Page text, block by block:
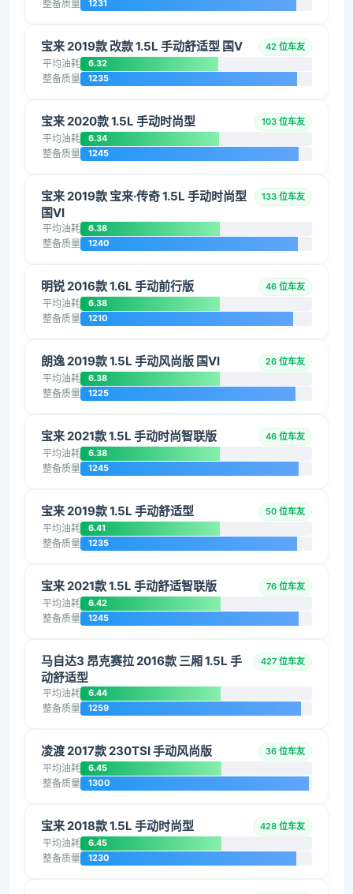
整备质量 1231
宝来 2019款 改款 1.5L 手动舒适型 国V 42 位车友
平均油耗 6.32
整备质量 1235
宝来 2020款 1.5L 手动时尚型 103 位车友
平均油耗 6.34
整备质量 1245
宝来 2019款 宝来·传奇 1.5L 手动时尚型
国VI
133 位车友
平均油耗 6.38
整备质量 1240
明锐 2016款 1.6L 手动前行版 46 位车友
平均油耗 6.38
整备质量 1210
朗逸 2019款 1.5L 手动风尚版 国VI 26 位车友
平均油耗 6.38
整备质量 1225
宝来 2021款 1.5L 手动时尚智联版 46 位车友
平均油耗 6.38
整备质量 1245
宝来 2019款 1.5L 手动舒适型 50 位车友
平均油耗 6.41
整备质量 1235
宝来 2021款 1.5L 手动舒适智联版 76 位车友
平均油耗 6.42
整备质量 1245
马自达3 昂克赛拉 2016款 三厢 1.5L 手
动舒适型
427 位车友
平均油耗 6.44
整备质量 1259
凌渡 2017款 230TSI 手动风尚版 36 位车友
平均油耗 6.45
整备质量 1300
宝来 2018款 1.5L 手动时尚型 428 位车友
平均油耗 6.45
整备质量 1230